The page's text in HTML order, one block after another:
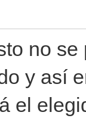
no
y así
el